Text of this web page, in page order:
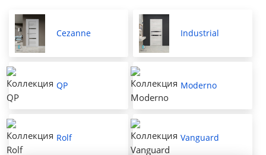
Cezanne Industrial
QP Moderno
Rolf Vanguard